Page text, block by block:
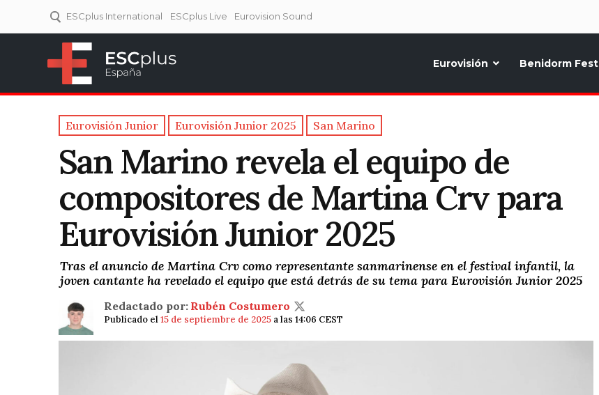
ESCplus International ESCplus Live Eurovision Sound
Eurovisión Benidorm Fest
Eurovisión Junior Eurovisión Junior 2025 San Marino
San Marino revela el equipo de
compositores de Martina Crv para
Eurovisión Junior 2025
Tras el anuncio de Martina Crv como representante sanmarinense en el festival infantil, la
joven cantante ha revelado el equipo que está detrás de su tema para Eurovisión Junior 2025
Redactado por: Rubén Costumero
Publicado el15 de septiembre de 2025 a las 14:06 CEST